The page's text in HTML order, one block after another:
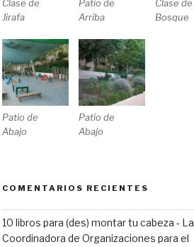
Clase de
Jirafa
Patio de
Arriba
Clase de
Bosque
Patio de
Abajo
Patio de
Abajo
COMENTARIOS RECIENTES
10 libros para (des) montar tu cabeza - La
Coordinadora de Organizaciones para el